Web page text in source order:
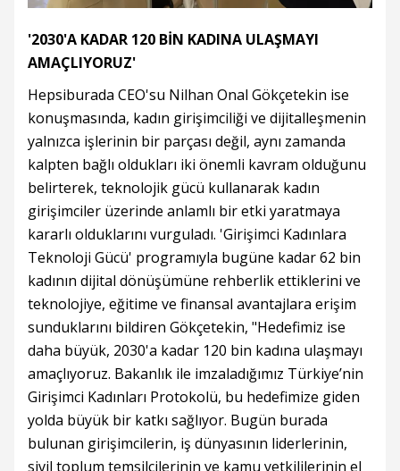
'2030'A KADAR 120 BİN KADINA ULAŞMAYI
AMAÇLIYORUZ'
Hepsiburada CEO'su Nilhan Onal Gökçetekin ise
konuşmasında, kadın girişimciliği ve dijitalleşmenin
yalnızca işlerinin bir parçası değil, aynı zamanda
kalpten bağlı oldukları iki önemli kavram olduğunu
belirterek, teknolojik gücü kullanarak kadın
girişimciler üzerinde anlamlı bir etki yaratmaya
kararlı olduklarını vurguladı. 'Girişimci Kadınlara
Teknoloji Gücü' programıyla bugüne kadar 62 bin
kadının dijital dönüşümüne rehberlik ettiklerini ve
teknolojiye, eğitime ve finansal avantajlara erişim
sunduklarını bildiren Gökçetekin, "Hedefimiz ise
daha büyük, 2030'a kadar 120 bin kadına ulaşmayı
amaçlıyoruz. Bakanlık ile imzaladığımız Türkiye’nin
Girişimci Kadınları Protokolü, bu hedefimize giden
yolda büyük bir katkı sağlıyor. Bugün burada
bulunan girişimcilerin, iş dünyasının liderlerinin,
sivil toplum temsilcilerinin ve kamu yetkililerinin el